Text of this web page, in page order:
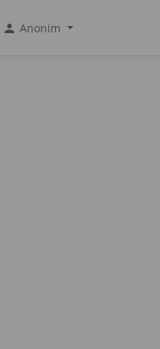
person Anonim